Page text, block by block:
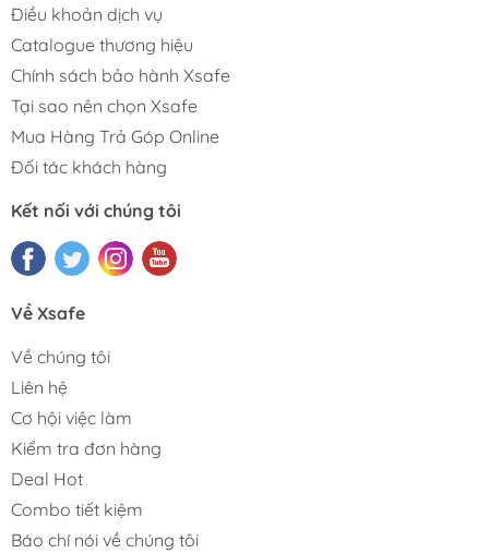
Điều khoản dịch vụ
Catalogue thương hiệu
Chính sách bảo hành Xsafe
Tại sao nên chọn Xsafe
Mua Hàng Trả Góp Online
Đối tác khách hàng
Kết nối với chúng tôi
Về Xsafe
Về chúng tôi
Liên hệ
Cơ hội việc làm
Kiểm tra đơn hàng
Deal Hot
Combo tiết kiệm
Báo chí nói về chúng tôi